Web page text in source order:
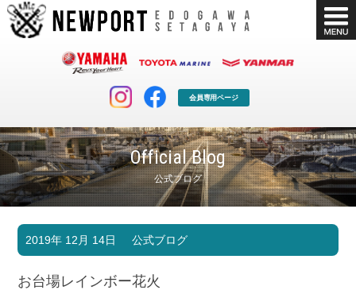
会員専用ページ
Official Blog
公式ブログ
マリンクラブ
マリンライフを堪能したい！
ボート販売
ボート免許
長年の実績と信頼！
2019年 12月 14日 公式ブログ
お台場レインボー花火